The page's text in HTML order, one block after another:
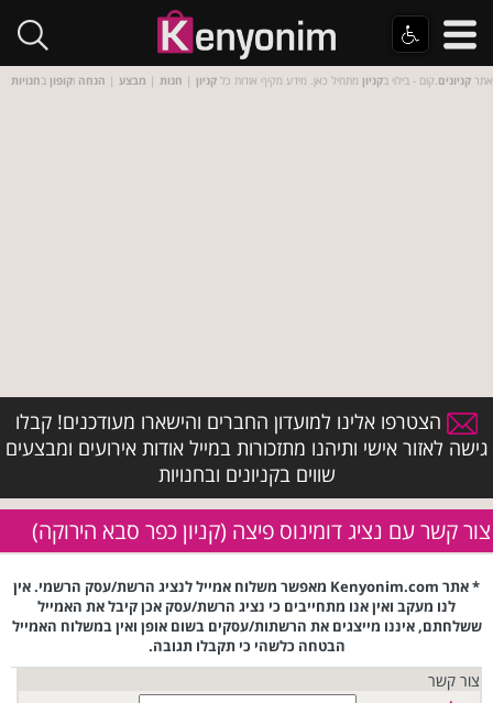
אתר קניונים.קום - בילוי בקניון מתחיל כאן. מידע מקיף אודות כל קניון | חנות | מבצע | הנחה וקופון בחנויות
הצטרפו אלינו למועדון החברים והישארו מעודכנים! קבלו
גישה לאזור אישי ותיהנו מתזכורות במייל אודות אירועים ומבצעים
שווים בקניונים ובחנויות
צור קשר עם נציג דומינוס פיצה (קניון כפר סבא הירוקה)
* אתר Kenyonim.com מאפשר משלוח אמייל לנציג הרשת/עסק הרשמי. אין
לנו מעקב ואין אנו מתחייבים כי נציג הרשת/עסק אכן קיבל את האמייל
ששלחתם, איננו מייצגים את הרשתות/עסקים בשום אופן ואין במשלוח האמייל
הבטחה כלשהי כי תקבלו תגובה.
צור קשר